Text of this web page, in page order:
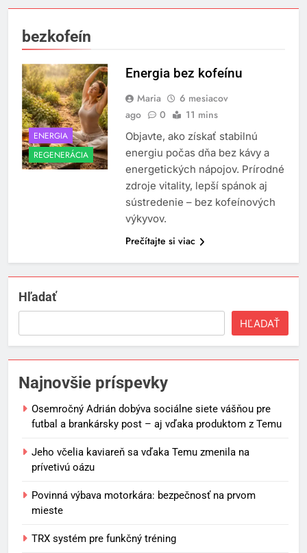
bezkofeín
ENERGIA
REGENERÁCIA
Energia bez kofeínu
Maria
6 mesiacov
ago
0 11 mins
Objavte, ako získať stabilnú
energiu počas dňa bez kávy a
energetických nápojov. Prírodné
zdroje vitality, lepší spánok aj
sústredenie – bez kofeínových
výkyvov.
Prečítajte si viac
Hľadať
HĽADAŤ
Najnovšie príspevky
Osemročný Adrián dobýva sociálne siete vášňou pre
futbal a brankársky post – aj vďaka produktom z Temu
Jeho včelia kaviareň sa vďaka Temu zmenila na
prívetivú oázu
Povinná výbava motorkára: bezpečnosť na prvom
mieste
TRX systém pre funkčný tréning